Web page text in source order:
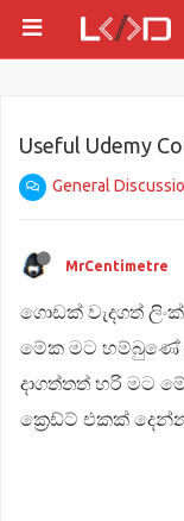
Useful Udemy
General
MrCentimetre
ගොඩක් වැදගත්
මේක මට හම්බුණේ
දාගත්තත් හරි මට
ක්‍රෙඩ්ට් එකක්